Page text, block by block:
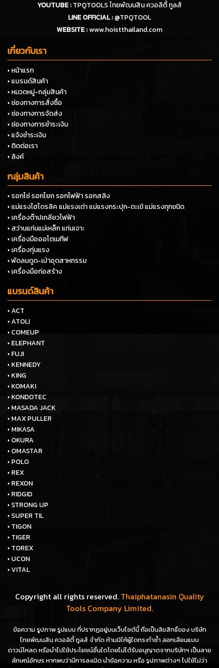
YOUTUBE :TPQTOOLS ไทยพัฒนสิน ควอลิตี้ ทูลส์
LINE OFFICIAL :@TPQTOOL
WEBSITE :www.hoistthailand.com
เกี่ยวกับเรา
• หน้าแรก
• แบรนด์สินค้า
• หมวดหมู่-กลุ่มสินค้า
• ช่องทางการสั่งซื้อ
• ช่องทางการจัดส่ง
• ช่องทางการชำระเงิน
• แจ้งชำระเงิน
• ติดต่อเรา
• ลิงค์
กลุ่มสินค้า
• รอกโซ่ รอกโยก รอกไฟฟ้า รอกสลิง
• แม่แรงไฮโดรลิค แม่แรงเต่า แม่แรงกระปุก-ตะเข้ แม่แรงทุกชนิด
• เครื่องต๊าปเกลียวไฟฟ้า
• สว่านแท่นแม่เหล็ก แท่นเจาะ
• เครื่องมือออโตเมทีฟ
• เครื่องทุ่นแรง
• พัดลมดูด-เป่าอุตสาหกรรม
• เครื่องมือก่อสร้าง
แบรนด์สินค้า
• ACT
• ATOLI
• COMEUP
• ELEPHANT
• FUJI
• KENNEDY
• KING
• KOMAKI
• KONDOTEC
• MASADA JACK
• MAX PULLER
• MIKASA
• OKURA
• OMASTAR
• POLO
• REX
• REXON
• RIDGID
• STRONG UP
• SUPER TIL
• TIGON
• TIGER
• TOREX
• UCON
• VITAL
Copyright all rights reserved. Thaiphatanasin Quality
Tools Company Limited.
ข้อความ รูปภาพ รูปแบบ ที่ปรากฏอยู่บนเว็บไซต์นี้ ถือเป็นลิขสิทธิ์ของ บริษัท
ไทยพัฒนสิน ควอลิตี้ ทูลส์ จำกัด ห้ามมิให้ผู้ใดกระทำซ้ำ ลอกเลียนแบบ
ดาวน์โหลด หรือนำไปใช้ประโยชน์อื่นใดโดยไม่ได้รับอนุญาตจากบริษัทฯ เป็นลาย
ลักษณ์อักษร หากพบว่ามีการละเมิด นำข้อความ หรือ รูปภาพต่างๆ ไปใช้ไม่ว่า